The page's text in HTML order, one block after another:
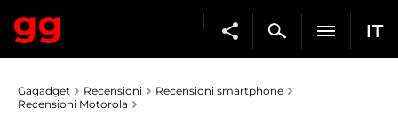
IT
Gagadget Recensioni
Recensioni smartphone
Recensioni Motorola